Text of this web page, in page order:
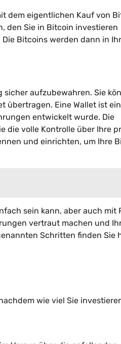
dem eigentlichen Kauf von
den Sie in Bitcoin investieren
Bitcoins werden dann in
aufzubewahren. Sie
übertragen. Eine Wallet ist
entwickelt wurde. Die
die volle Kontrolle über Ihre
und einrichten, um Ihre
sein kann, aber auch mit
vertraut machen und
Schritten finden Sie
wie viel Sie